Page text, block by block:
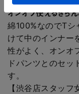
オンオフ使えるきち
綿100%なのでTシ
けて中のインナー
性がよく、オンオ
ドパンツとのセッ
す。
【渋谷店スタッフ